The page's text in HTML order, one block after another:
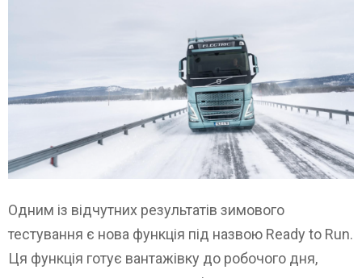
Одним із відчутних результатів зимового
тестування є нова функція під назвою Ready to Run.
Ця функція готує вантажівку до робочого дня,